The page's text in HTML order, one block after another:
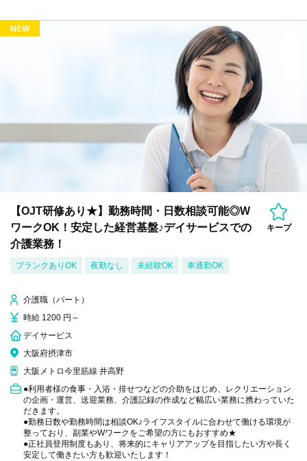
NEW
【OJT研修あり★】勤務時間・日数相談可能◎W
ワークOK！安定した経営基盤♪デイサービスでの
介護業務！
キープ
ブランクありOK 夜勤なし 未経験OK 車通勤OK
介護職（パート）
時給 1200 円～
デイサービス
大阪府摂津市
大阪メトロ今里筋線 井高野
●利用者様の食事・入浴・排せつなどの介助をはじめ、レクリエーション
の企画・運営、送迎業務、介護記録の作成など幅広い業務に携わっていた
だきます。
●勤務日数や勤務時間は相談OK♪ライフスタイルに合わせて働ける環境が
整っており、副業やWワークをご希望の方にもおすすめ★
●正社員登用制度もあり、将来的にキャリアアップを目指したい方や長く
安定して働きたい方も歓迎いたします！